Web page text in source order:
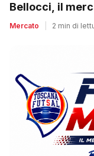
Bellocci, il
Mercato 2 min di